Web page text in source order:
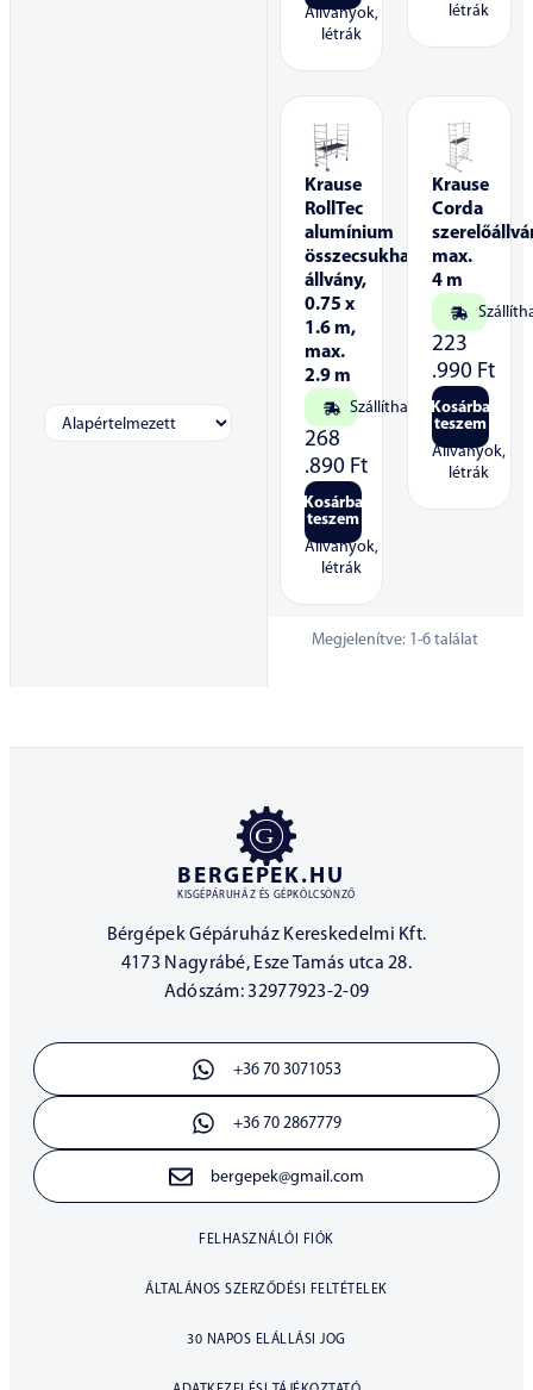
Állványok,
létrák
létrák
Krause
RollTec
alumínium
összecsukható
állvány,
0.75 x
1.6 m,
max.
2.9 m
Szállítható
268
.890 Ft
Kosárba
teszem
Állványok,
létrák
Krause
Corda
max.
4 m
223
.990 Ft
Kosárba
teszem
Állványok,
létrák
Megjelenítve: 1-6 találat
BERGEPEK.HU
KISGÉPÁRUHÁZ ÉS GÉPKÖLCSÖNZŐ
Bérgépek Gépáruház Kereskedelmi Kft.
4173 Nagyrábé, Esze Tamás utca 28.
Adószám: 32977923-2-09
+36 70 3071053
+36 70 2867779
bergepek@gmail.com
FELHASZNÁLÓI FIÓK
ÁLTALÁNOS SZERZŐDÉSI FELTÉTELEK
30 NAPOS ELÁLLÁSI JOG